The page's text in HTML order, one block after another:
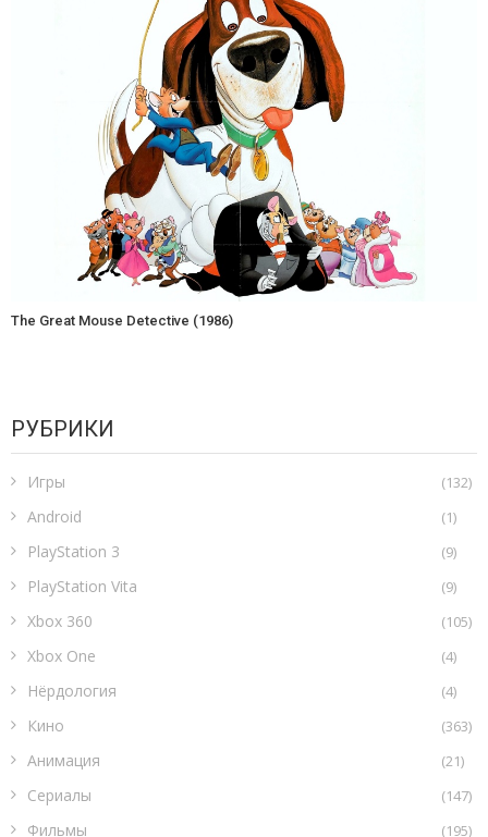
The Great Mouse Detective (1986)
РУБРИКИ
Игры (132)
Android (1)
PlayStation 3 (9)
PlayStation Vita (9)
Xbox 360 (105)
Xbox One (4)
Нёрдология (4)
Кино (363)
Анимация (21)
Сериалы (147)
Фильмы (195)